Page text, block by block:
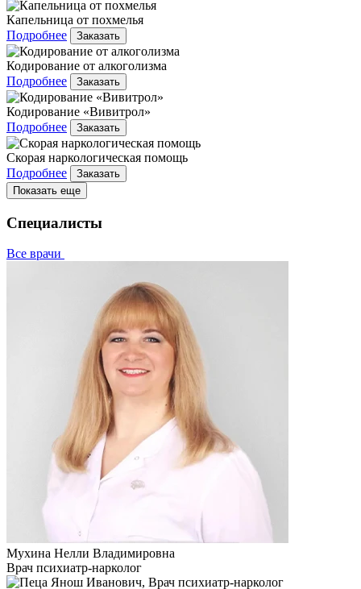
Капельница от похмелья
Подробнее
Заказать
Кодирование от алкоголизма
Подробнее
Заказать
Кодирование «Вивитрол»
Подробнее
Заказать
Скорая наркологическая помощь
Подробнее
Заказать
Показать еще
Специалисты
Все врачи
Мухина Нелли Владимировна
Врач психиатр-нарколог